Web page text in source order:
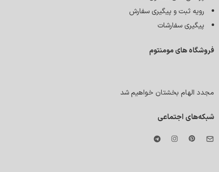
رویه ثبت و پیگیری سفارش
پیگیری سفارشات
فروشگاه های مومنتوم
مجدد الهام بخشتان خواهیم شد
شبکه‌های اجتماعی